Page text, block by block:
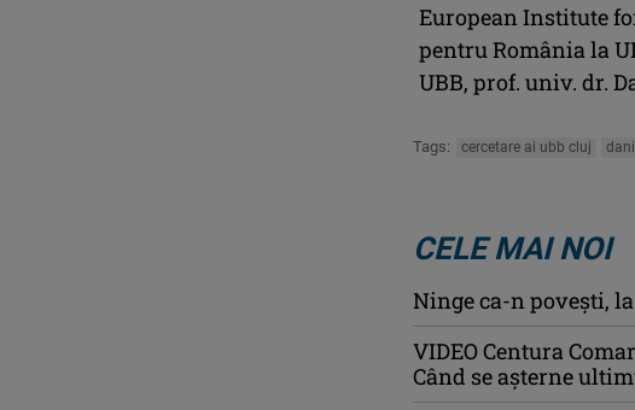
European Institute
pentru România la
UBB, prof. univ. dr.
Tags: cercetare ai ubb cluj
CELE MAI NOI
Ninge ca-n povești,
VIDEO Centura
Când se așterne